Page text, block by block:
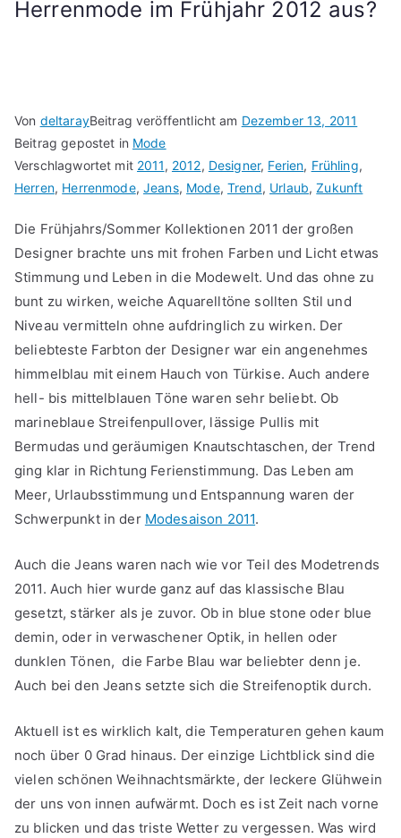
Herrenmode im Frühjahr 2012 aus?
Von deltarayBeitrag veröffentlicht am Dezember 13, 2011
Beitrag gepostet in Mode
Verschlagwortet mit 2011, 2012, Designer, Ferien, Frühling,
Herren, Herrenmode,Jeans, Mode,Trend, Urlaub,Zukunft
Die Frühjahrs/Sommer Kollektionen 2011 der großen
Designer brachte uns mit frohen Farben und Licht etwas
Stimmung und Leben in die Modewelt. Und das ohne zu
bunt zu wirken, weiche Aquarelltöne sollten Stil und
Niveau vermitteln ohne aufdringlich zu wirken. Der
beliebteste Farbton der Designer war ein angenehmes
himmelblau mit einem Hauch von Türkise. Auch andere
hell- bis mittelblauen Töne waren sehr beliebt. Ob
marineblaue Streifenpullover, lässige Pullis mit
Bermudas und geräumigen Knautschtaschen, der Trend
ging klar in Richtung Ferienstimmung. Das Leben am
Meer, Urlaubsstimmung und Entspannung waren der
Schwerpunkt in der Modesaison 2011.
Auch die Jeans waren nach wie vor Teil des Modetrends
2011. Auch hier wurde ganz auf das klassische Blau
gesetzt, stärker als je zuvor. Ob in blue stone oder blue
demin, oder in verwaschener Optik, in hellen oder
dunklen Tönen, die Farbe Blau war beliebter denn je.
Auch bei den Jeans setzte sich die Streifenoptik durch.
Aktuell ist es wirklich kalt, die Temperaturen gehen kaum
noch über 0 Grad hinaus. Der einzige Lichtblick sind die
vielen schönen Weihnachtsmärkte, der leckere Glühwein
der uns von innen aufwärmt. Doch es ist Zeit nach vorne
zu blicken und das triste Wetter zu vergessen. Was wird